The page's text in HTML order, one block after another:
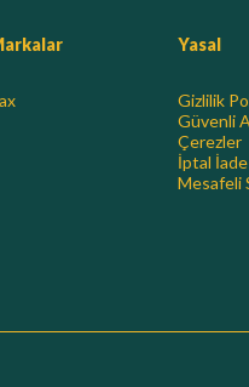
Yasal
Gizlilik
Güvenli
Çerezler
İptal
Mesafeli